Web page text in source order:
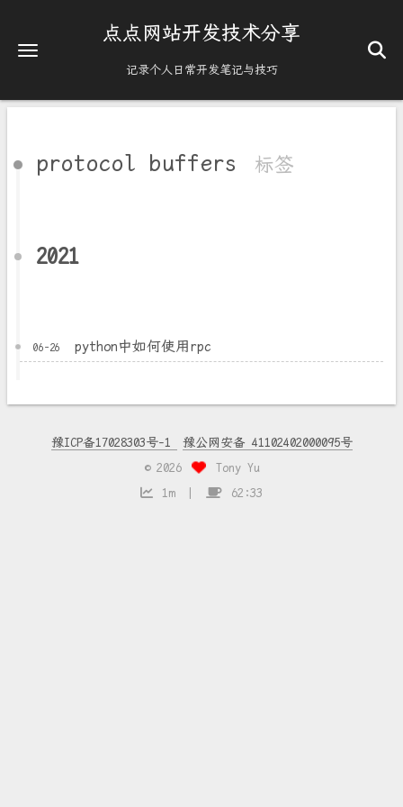
点点网站开发技术分享
记录个人日常开发笔记与技巧
protocol buffers 标签
2021
06-26 python中如何使用rpc
豫ICP备17028303号-1
豫公网安备 41102402000095号
© 2026
Tony Yu
1m
62:33